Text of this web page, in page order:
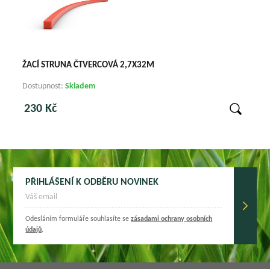
ŽACÍ STRUNA ČTVERCOVÁ 2,7X32M
Dostupnost:Skladem
230 Kč
PŘIHLÁŠENÍ K ODBĚRU NOVINEK
Odesláním formuláře souhlasíte sezásadami ochrany osobních
údajů.